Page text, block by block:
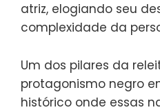
atriz, elogiando seu
complexidade da
Um dos pilares da
protagonismo negro
histórico onde essas